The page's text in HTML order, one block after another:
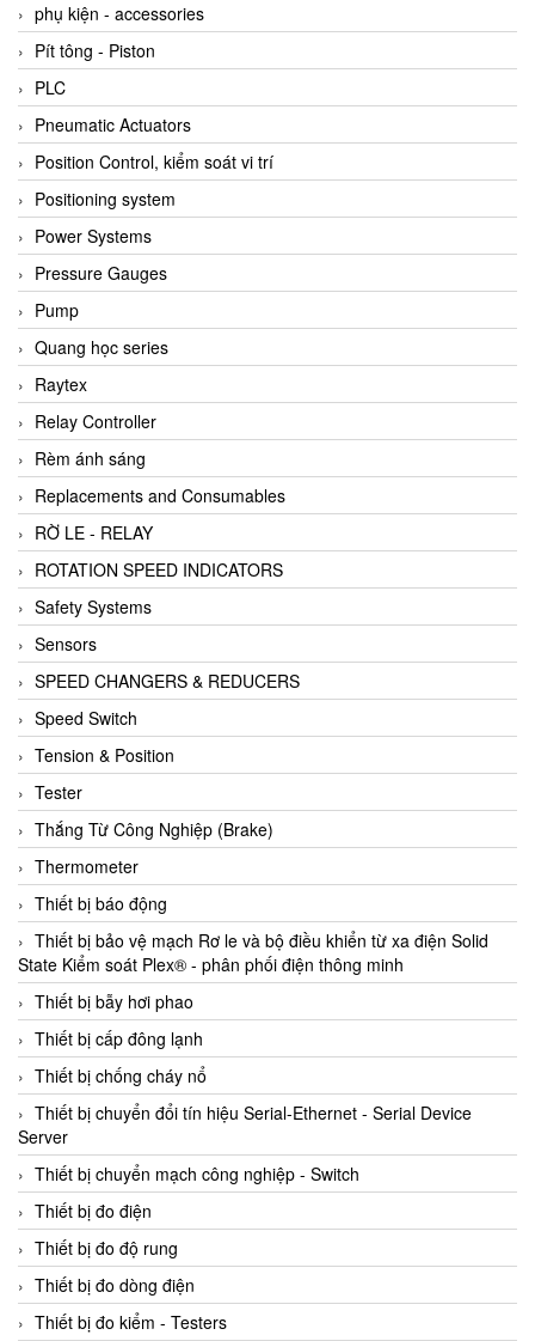
phụ kiện - accessories
Pít tông - Piston
PLC
Pneumatic Actuators
Position Control, kiểm soát vi trí
Positioning system
Power Systems
Pressure Gauges
Pump
Quang học series
Raytex
Relay Controller
Rèm ánh sáng
Replacements and Consumables
RỜ LE - RELAY
ROTATION SPEED INDICATORS
Safety Systems
Sensors
SPEED CHANGERS & REDUCERS
Speed Switch
Tension & Position
Tester
Thắng Từ Công Nghiệp (Brake)
Thermometer
Thiết bị báo động
Thiết bị bảo vệ mạch Rơ le và bộ điều khiển từ xa điện Solid
State Kiểm soát Plex® - phân phối điện thông minh
Thiết bị bẫy hơi phao
Thiết bị cấp đông lạnh
Thiết bị chống cháy nổ
Thiết bị chuyển đổi tín hiệu Serial-Ethernet - Serial Device
Server
Thiết bị chuyển mạch công nghiệp - Switch
Thiết bị đo điện
Thiết bị đo độ rung
Thiết bị đo dòng điện
Thiết bị đo kiểm - Testers